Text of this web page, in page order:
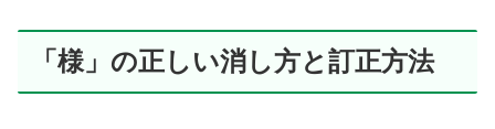
「様」の正しい消し方と訂正方法